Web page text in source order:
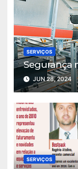
SERVIÇOS
JUN 28, 2024
SERVIÇOS